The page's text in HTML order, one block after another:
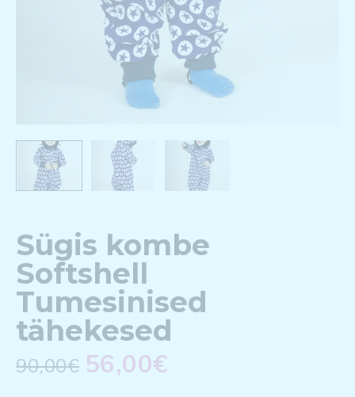
Sügis kombe
Softshell
Tumesinised
tähekesed
90,00€ 56,00€